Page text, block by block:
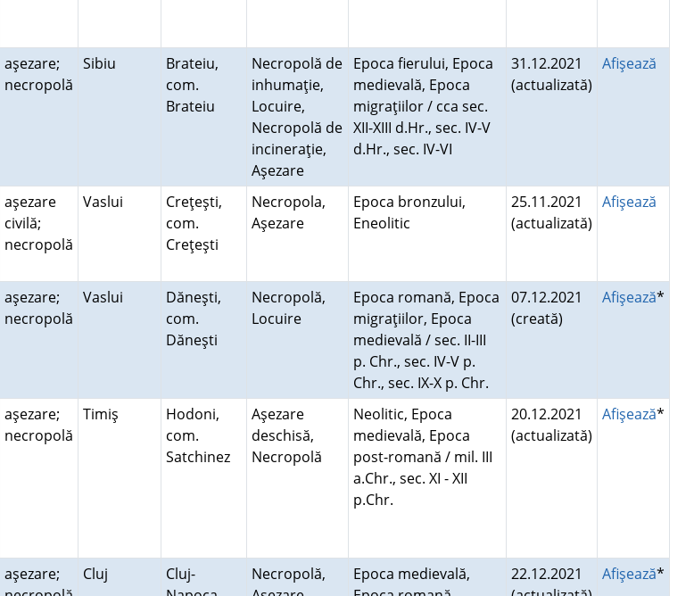
aşezare;
necropolă
Sibiu
Brateiu,
com.
Brateiu
Necropolă de
inhumaţie,
Locuire,
Necropolă de
incineraţie,
Aşezare
Epoca fierului, Epoca
medievală, Epoca
migraţiilor / cca sec.
XII-XIII d.Hr., sec. IV-V
d.Hr., sec. IV-VI
31.12.2021
(actualizată)
Afişează
aşezare
civilă;
necropolă
Vaslui
Creţeşti,
com.
Creţeşti
Necropola,
Aşezare
Epoca bronzului,
Eneolitic
25.11.2021
(actualizată)
Afişează
aşezare;
necropolă
Vaslui
Dăneşti,
com.
Dăneşti
Necropolă,
Locuire
Epoca romană, Epoca
migraţiilor, Epoca
medievală / sec. II-III
p. Chr., sec. IV-V p.
Chr., sec. IX-X p. Chr.
07.12.2021
(creată)
Afişează*
aşezare;
necropolă
Timiş
Hodoni,
com.
Satchinez
Aşezare
deschisă,
Necropolă
Neolitic, Epoca
medievală, Epoca
post-romană / mil. III
a.Chr., sec. XI - XII
p.Chr.
20.12.2021
(actualizată)
Afişează*
aşezare;
Cluj
Cluj-
Necropolă,
Epoca medievală,
22.12.2021
Afişează*